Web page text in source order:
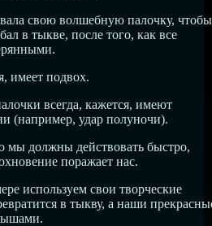
свою волшебную палочку, чтобы
в тыкве, после того, как все
имеет подвох.
всегда, кажется, имеют
(например, удар полуночи).
мы должны действовать быстро,
поражает нас.
используем свои творческие
в тыкву, а наши